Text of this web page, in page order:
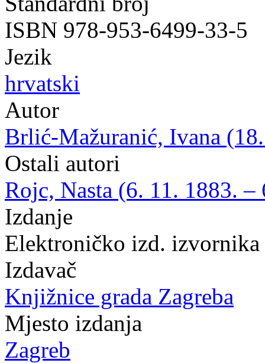
ISBN 978-953-6499-33-5
Jezik
hrvatski
Autor
Brlić-Mažuranić, Ivana
Ostali autori
Rojc, Nasta (6. 11. 1883. –
Izdanje
Elektroničko izd.
Izdavač
Knjižnice grada Zagreba
Mjesto izdanja
Zagreb